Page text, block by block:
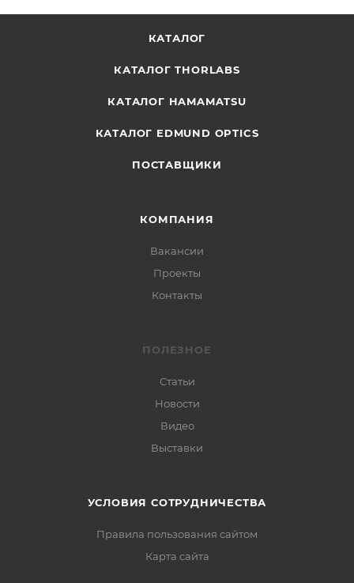
КАТАЛОГ
КАТАЛОГ THORLABS
КАТАЛОГ HAMAMATSU
КАТАЛОГ EDMUND OPTICS
ПОСТАВЩИКИ
КОМПАНИЯ
Вакансии
Проекты
Контакты
ПОЛЕЗНОЕ
Статьи
Новости
Видео
Выставки
УСЛОВИЯ СОТРУДНИЧЕСТВА
Правила пользования сайтом
Карта сайта